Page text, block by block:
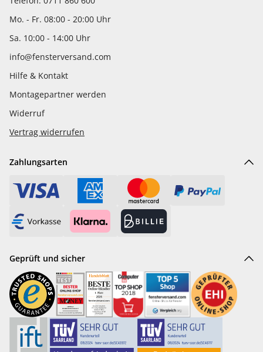
Mo. - Fr. 08:00 - 20:00 Uhr
Sa. 10:00 - 14:00 Uhr
info@fensterversand.com
Hilfe & Kontakt
Montagepartner werden
Widerruf
Vertrag widerrufen
Zahlungsarten
Geprüft und sicher